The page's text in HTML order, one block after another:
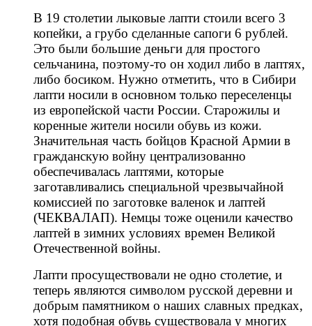
В 19 столетии лыковые лапти стоили всего 3
копейки, а грубо сделанные сапоги 6 рублей.
Это были большие деньги для простого
сельчанина, поэтому-то он ходил либо в лаптях,
либо босиком. Нужно отметить, что в Сибири
лапти носили в основном только переселенцы
из европейской части России. Старожилы и
коренные жители носили обувь из кожи.
Значительная часть бойцов Красной Армии в
гражданскую войну централизованно
обеспечивалась лаптями, которые
заготавливались специальной чрезвычайной
комиссией по заготовке валенок и лаптей
(ЧЕКВАЛАП). Немцы тоже оценили качество
лаптей в зимних условиях времен Великой
Отечественной войны.
Лапти просуществовали не одно столетие, и
теперь являются символом русской деревни и
добрым памятником о наших славных предках,
хотя подобная обувь существовала у многих